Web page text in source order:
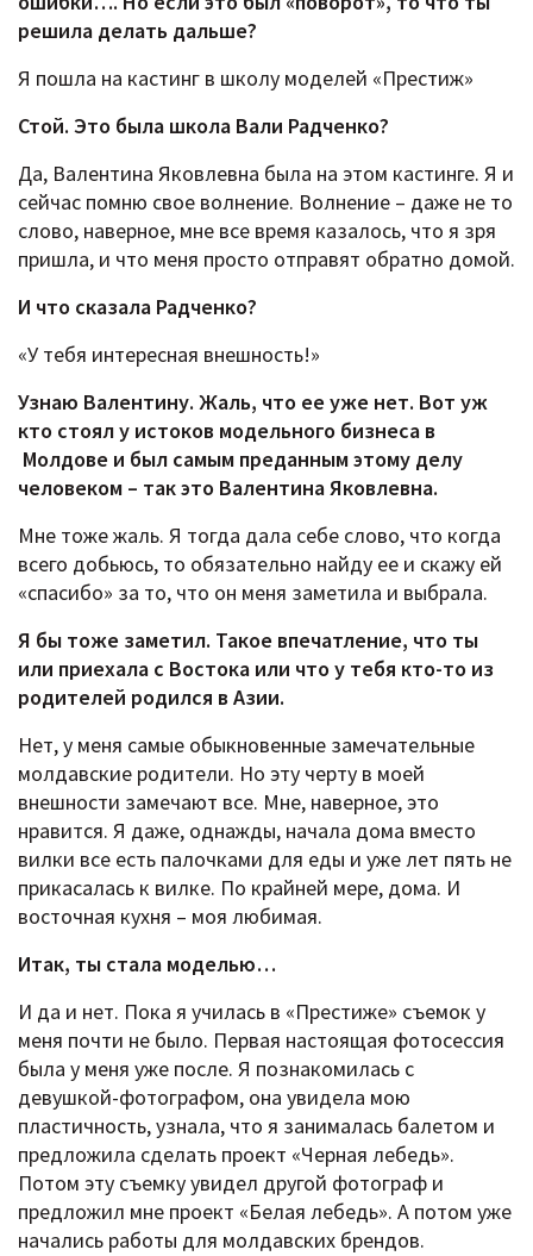
решила делать дальше?
Я пошла на кастинг в школу моделей «Престиж»
Стой. Это была школа Вали Радченко?
Да, Валентина Яковлевна была на этом кастинге. Я и
сейчас помню свое волнение. Волнение – даже не то
слово, наверное, мне все время казалось, что я зря
пришла, и что меня просто отправят обратно домой.
И что сказала Радченко?
«У тебя интересная внешность!»
Узнаю Валентину. Жаль, что ее уже нет. Вот уж
кто стоял у истоков модельного бизнеса в
Молдове и был самым преданным этому делу
человеком – так это Валентина Яковлевна.
Мне тоже жаль. Я тогда дала себе слово, что когда
всего добьюсь, то обязательно найду ее и скажу ей
«спасибо» за то, что он меня заметила и выбрала.
Я бы тоже заметил. Такое впечатление, что ты
или приехала с Востока или что у тебя кто-то из
родителей родился в Азии.
Нет, у меня самые обыкновенные замечательные
молдавские родители. Но эту черту в моей
внешности замечают все. Мне, наверное, это
нравится. Я даже, однажды, начала дома вместо
вилки все есть палочками для еды и уже лет пять не
прикасалась к вилке. По крайней мере, дома. И
восточная кухня – моя любимая.
Итак, ты стала моделью…
И да и нет. Пока я училась в «Престиже» съемок у
меня почти не было. Первая настоящая фотосессия
была у меня уже после. Я познакомилась с
девушкой-фотографом, она увидела мою
пластичность, узнала, что я занималась балетом и
предложила сделать проект «Черная лебедь».
Потом эту съемку увидел другой фотограф и
предложил мне проект «Белая лебедь». А потом уже
начались работы для молдавских брендов.